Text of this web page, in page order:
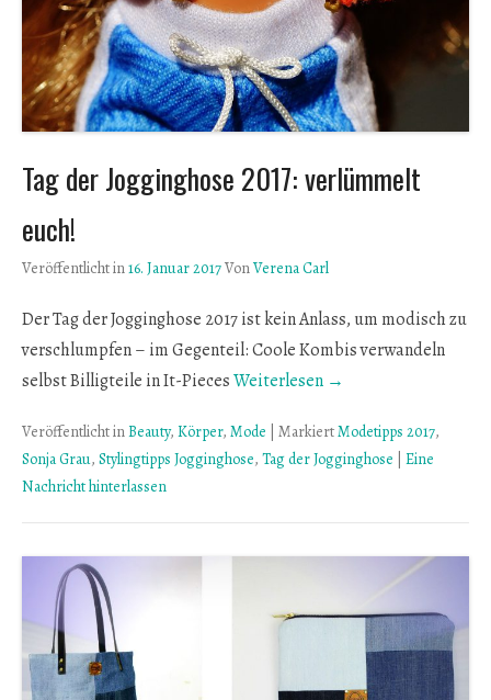
Tag der Jogginghose 2017: verlümmelt
euch!
Veröffentlicht in16. Januar 2017VonVerena Carl
Der Tag der Jogginghose 2017 ist kein Anlass, um modisch zu
verschlumpfen – im Gegenteil: Coole Kombis verwandeln
selbst Billigteile in It-PiecesWeiterlesen →
Veröffentlicht inBeauty, Körper, Mode MarkiertModetipps 2017,
Sonja Grau, Stylingtipps Jogginghose, Tag der Jogginghose
Eine
Nachricht hinterlassen